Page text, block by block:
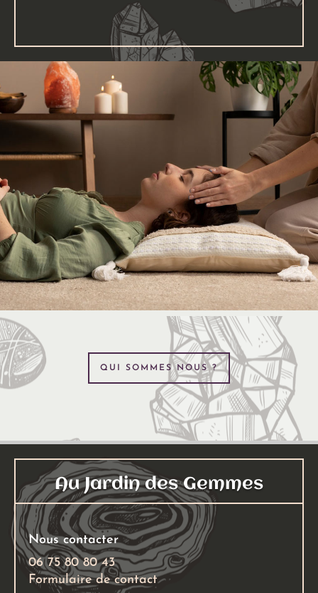
QUI SOMMES NOUS ?
Au Jardin des Gemmes
Nous contacter
06 75 80 80 43
Formulaire de contact